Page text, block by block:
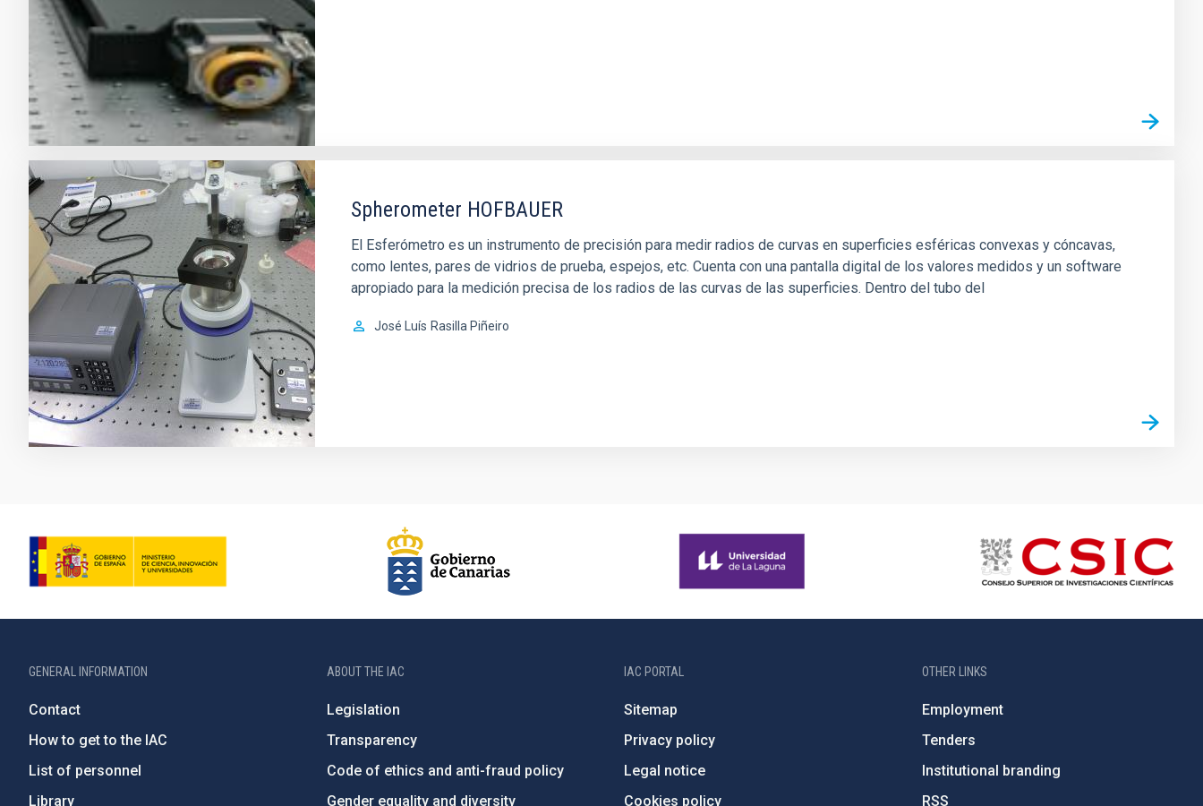
Spherometer HOFBAUER
El Esferómetro es un instrumento de precisión para medir radios de curvas en superficies esféricas convexas y cóncavas,
como lentes, pares de vidrios de prueba, espejos, etc. Cuenta con una pantalla digital de los valores medidos y un software
apropiado para la medición precisa de los radios de las curvas de las superficies. Dentro del tubo del
José Luís Rasilla Piñeiro
GENERAL INFORMATION
Contact
How to get to the IAC
List of personnel
Library
ABOUT THE IAC
Legislation
Transparency
Code of ethics and anti-fraud policy
Gender equality and diversity
IAC PORTAL
Sitemap
Privacy policy
Legal notice
Cookies policy
OTHER LINKS
Employment
Tenders
Institutional branding
RSS